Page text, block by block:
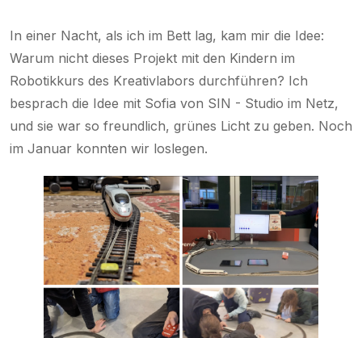
In einer Nacht, als ich im Bett lag, kam mir die Idee:
Warum nicht dieses Projekt mit den Kindern im
Robotikkurs des Kreativlabors durchführen? Ich
besprach die Idee mit Sofia von SIN - Studio im Netz,
und sie war so freundlich, grünes Licht zu geben. Noch
im Januar konnten wir loslegen.